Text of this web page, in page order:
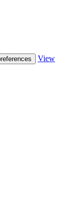
View